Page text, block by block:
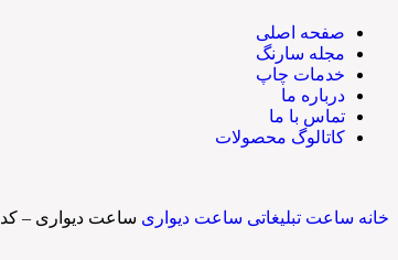
صفحه اصلی
مجله سارنگ
خدمات چاپ
درباره ما
تماس با ما
کاتالوگ محصولات
خانه ساعت تبلیغاتی ساعت دیواری ساعت دیواری – کد 917